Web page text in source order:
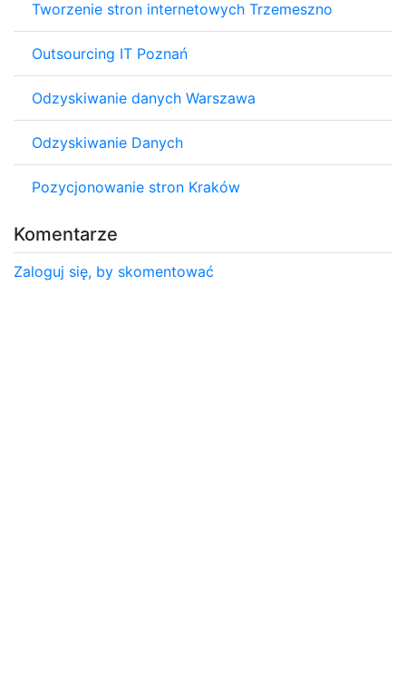
Tworzenie stron internetowych Trzemeszno
Outsourcing IT Poznań
Odzyskiwanie danych Warszawa
Odzyskiwanie Danych
Pozycjonowanie stron Kraków
Komentarze
Zaloguj się, by skomentować